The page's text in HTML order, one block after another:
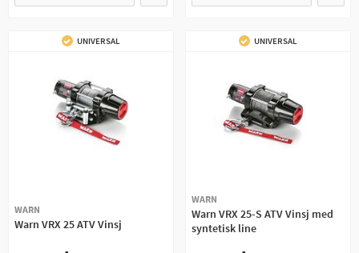
UNIVERSAL
WARN
Warn VRX 25 ATV Vinsj
UNIVERSAL
WARN
Warn VRX 25-S ATV Vinsj med
syntetisk line